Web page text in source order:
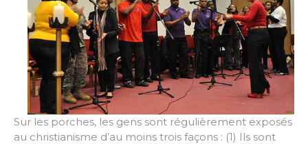
Sur les porches, les gens sont régulièrement exposés
au christianisme d’au moins trois façons : (1) Ils sont